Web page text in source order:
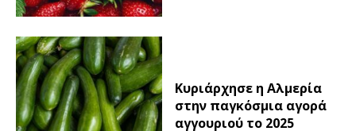
Κυριάρχησε η Αλμερία
στην παγκόσμια αγορά
αγγουριού το 2025